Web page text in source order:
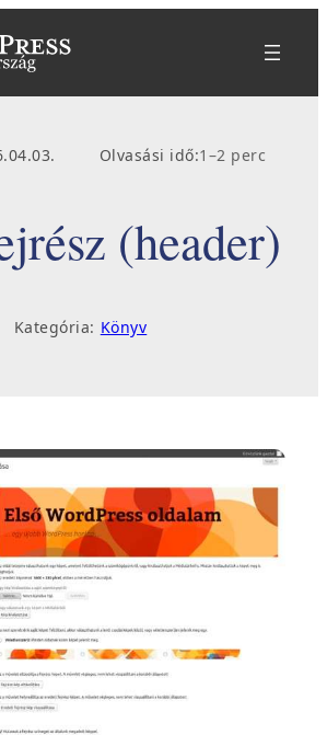
Olvasási idő:1–2 perc
(header)
Kategória: Könyv